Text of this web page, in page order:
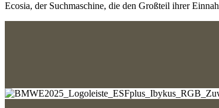
Ecosia, der Suchmaschine, die den Großteil ihrer